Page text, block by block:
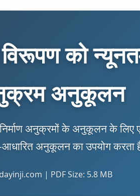
विरूपण को
अनुकूलन
निर्माण अनुक्रमों के अनुकूलन के
अनुकूलन का उपयोग करता
| PDF Size: 5.8 MB